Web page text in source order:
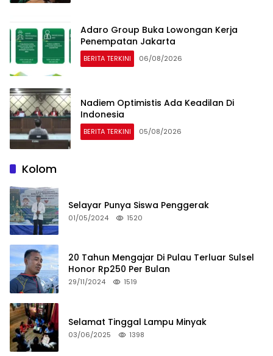
Adaro Group Buka Lowongan Kerja
Penempatan Jakarta
BERITA TERKINI 06/08/2026
Nadiem Optimistis Ada Keadilan Di
Indonesia
BERITA TERKINI 05/08/2026
Kolom
Selayar Punya Siswa Penggerak
01/05/2024 1520
20 Tahun Mengajar Di Pulau Terluar Sulsel
Honor Rp250 Per Bulan
29/11/2024 1519
Selamat Tinggal Lampu Minyak
03/06/2025 1398